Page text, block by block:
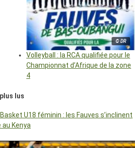
© DR
Volleyball : la RCA qualifiée pour le
Championnat d’Afrique de la zone
4
lus
U18 féminin : les Fauves s’inclinent
au Kenya